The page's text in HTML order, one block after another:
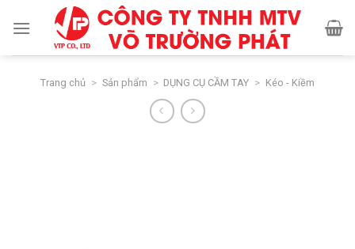
Trang chủ > Sản phẩm > DỤNG CỤ CẦM TAY > Kéo - Kiềm